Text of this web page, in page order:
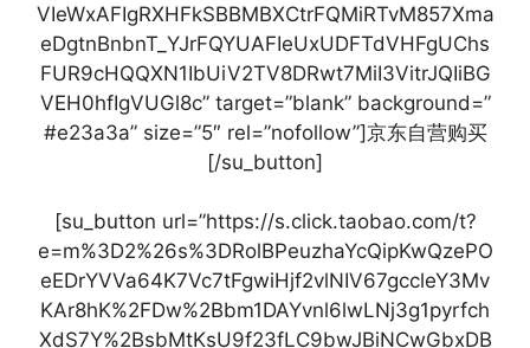
VIeWxAFIgRXHFkSBBMBXCtrFQMiRTvM857Xma
eDgtnBnbnT_YJrFQYUAFIeUxUDFTdVHFgUChs
FUR9cHQQXN1IbUiV2TV8DRwt7MiI3VitrJQIiBG
VEH0hfIgVUGl8c” target=”blank” background=”
#e23a3a” size=”5″ rel=”nofollow”]京东自营购买
[/su_button]
[su_button url=”https://s.click.taobao.com/t?
e=m%3D2%26s%3DRolBPeuzhaYcQipKwQzePO
eEDrYVVa64K7Vc7tFgwiHjf2vlNIV67gccleY3Mv
KAr8hK%2FDw%2Bbm1DAYvnl6lwLNj3g1pyrfch
XdS7Y%2BsbMtKsU9f23fLC9bwJBiNCwGbxDB